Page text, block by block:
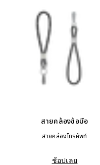
สายคล้องข้อมือ
สายคล้องโทรศัพท์
ช้อปเลย